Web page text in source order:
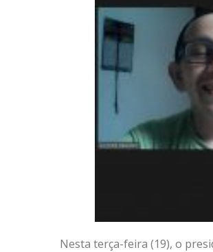
Nesta terça-feira (19), o